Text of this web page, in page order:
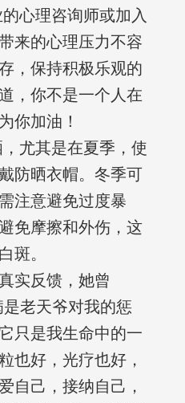
心理咨询师或加入
来的心理压力不容
，保持积极乐观的
，你不是一个人在
你加油！
尤其是在夏季，使
防晒衣帽。冬季可
注意避免过度暴
免摩擦和外伤，这
斑。
实反馈，她曾
老天爷对我的惩
只是我生命中的一
也好，光疗也好，
自己，接纳自己，